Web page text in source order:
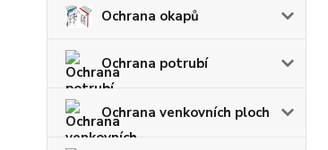
Ochrana okapů
Ochrana potrubí
Ochrana venkovních ploch